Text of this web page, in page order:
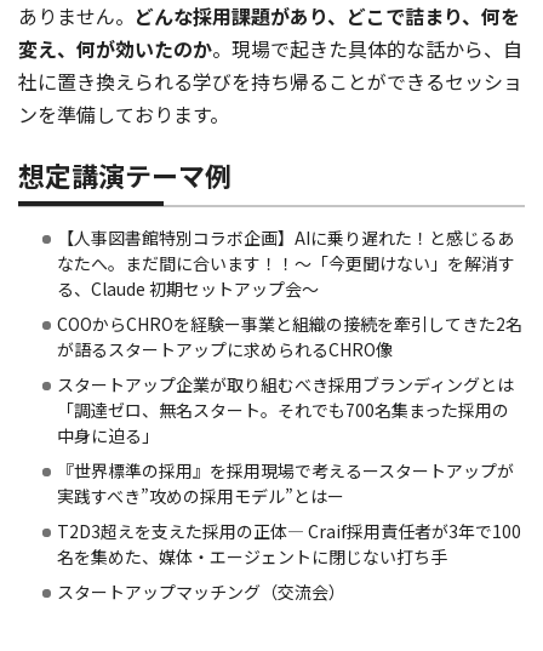
ありません。 どんな採用課題があり、どこで詰まり、何を
変え、何が効いたのか。現場で起きた具体的な話から、自
社に置き換えられる学びを持ち帰ることができるセッショ
ンを準備しております。
想定講演テーマ例
【人事図書館特別コラボ企画】AIに乗り遅れた！と感じるあ
なたへ。まだ間に合います！！〜「今更聞けない」を解消す
る、Claude 初期セットアップ会〜
COOからCHROを経験ー事業と組織の接続を牽引してきた2名
が語るスタートアップに求められるCHRO像
スタートアップ企業が取り組むべき採用ブランディングとは
「調達ゼロ、無名スタート。それでも700名集まった採用の
中身に迫る」
『世界標準の採用』を採用現場で考えるースタートアップが
実践すべき”攻めの採用モデル”とはー
T2D3超えを支えた採用の正体― Craif採用責任者が3年で100
名を集めた、媒体・エージェントに閉じない打ち手
スタートアップマッチング（交流会）